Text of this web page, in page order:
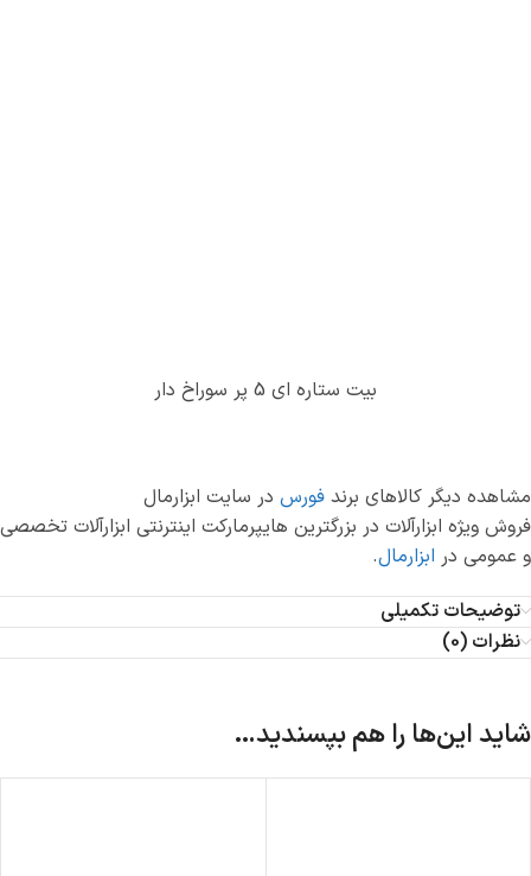
بیت ستاره ای 5 پر سوراخ دار
مشاهده دیگر کالاهای برند فورس در سایت ابزارمال
فروش ویژه ابزارآلات در بزرگترین هایپرمارکت اینترنتی ابزارآلات تخصصی
و عمومی در ابزارمال.
توضیحات تکمیلی
نظرات (0)
شاید این‌ها را هم بپسندید…